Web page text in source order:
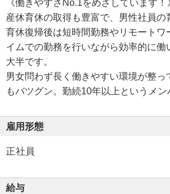
《働きやすさNo.1をめざしています！
産休育休の取得も豊富で、男性社員の
育休復帰後は短時間勤務やリモートワ
イムでの勤務を行いながら効率的に働
大半です。
男女問わず長く働きやすい環境が整っ
もバツグン。勤続10年以上というメン
雇用形態
正社員
給与